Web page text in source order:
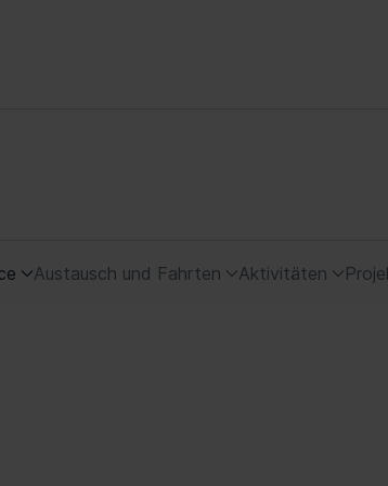
Austausch und Fahrten Aktivitäten